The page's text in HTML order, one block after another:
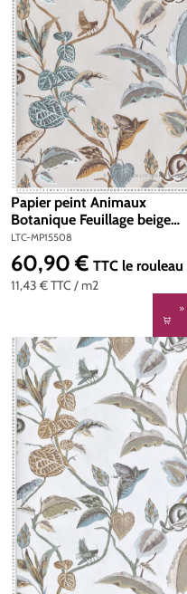
Papier peint Animaux
Botanique Feuillage beige
bleu irisé - Maison Paradis de
Lutèce | Réf. LTC-MP15508
LTC-MP15508
11,43 €TTC / m2
Prix régulier :
60,90 € TTC le rouleau